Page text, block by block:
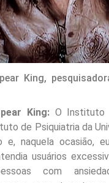
King,
King:O Instituto
de Psiquiatria da
e, naquela ocasião,
usuários
com